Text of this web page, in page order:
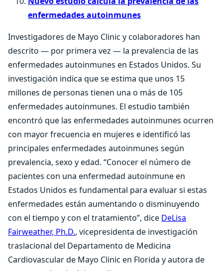
enfermedades autoinmunes
Investigadores de Mayo Clinic y colaboradores han
descrito — por primera vez — la prevalencia de las
enfermedades autoinmunes en Estados Unidos. Su
investigación indica que se estima que unos 15
millones de personas tienen una o más de 105
enfermedades autoinmunes. El estudio también
encontró que las enfermedades autoinmunes ocurren
con mayor frecuencia en mujeres e identificó las
principales enfermedades autoinmunes según
prevalencia, sexo y edad. “Conocer el número de
pacientes con una enfermedad autoinmune en
Estados Unidos es fundamental para evaluar si estas
enfermedades están aumentando o disminuyendo
con el tiempo y con el tratamiento”, dice DeLisa
Fairweather, Ph.D., vicepresidenta de investigación
traslacional del Departamento de Medicina
Cardiovascular de Mayo Clinic en Florida y autora de